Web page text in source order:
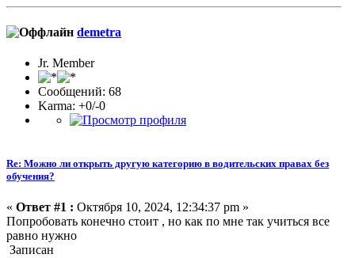
demetra
Jr. Member
Сообщений: 68
Karma: +0/-0
Re: Можно ли открыть другую категорию в водительских правах без
обучения?
« Ответ #1 : Октября 10, 2024, 12:34:37 pm »
Попробовать конечно стоит , но как по мне так учиться все
равно нужно
Записан